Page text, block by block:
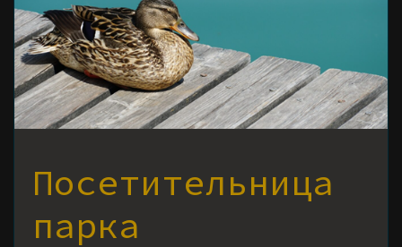
Посетительница
парка